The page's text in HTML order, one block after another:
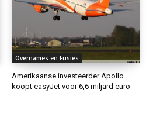
Overnames en Fusies
Amerikaanse investeerder Apollo
koopt easyJet voor 6,6 miljard euro